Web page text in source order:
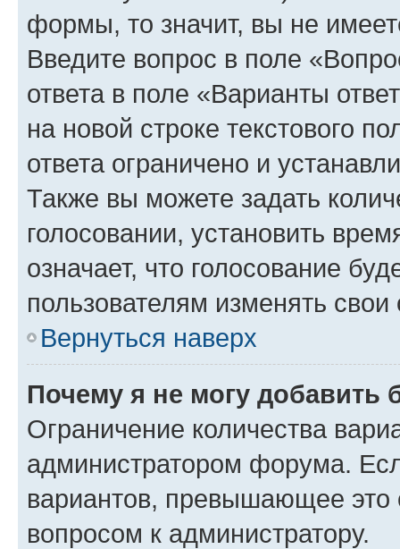
формы, то значит, вы не
Введите вопрос в поле
ответа в поле «Варианты
на новой строке текстового
ответа ограничено и
Также вы можете задать
голосовании, установить
означает, что голосование
пользователям изменять свои
Вернуться наверх
Почему я не могу добавить
Ограничение количества
администратором форума.
вариантов, превышающее это
вопросом к администратору.